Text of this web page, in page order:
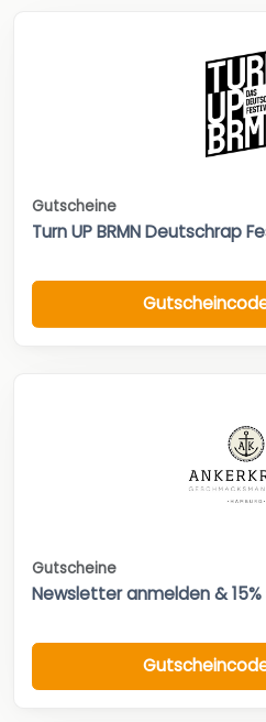
Gutscheine
Turn UP BRMN Deutschrap
Gutscheine
Newsletter anmelden & 15%